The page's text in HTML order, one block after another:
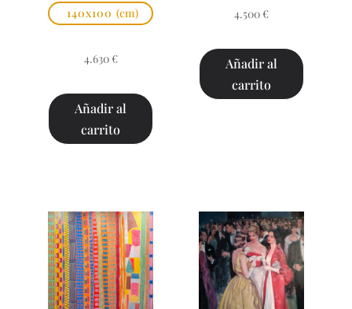
140x100 (cm)
4.630 €
Añadir al
carrito
4.500 €
Añadir al
carrito